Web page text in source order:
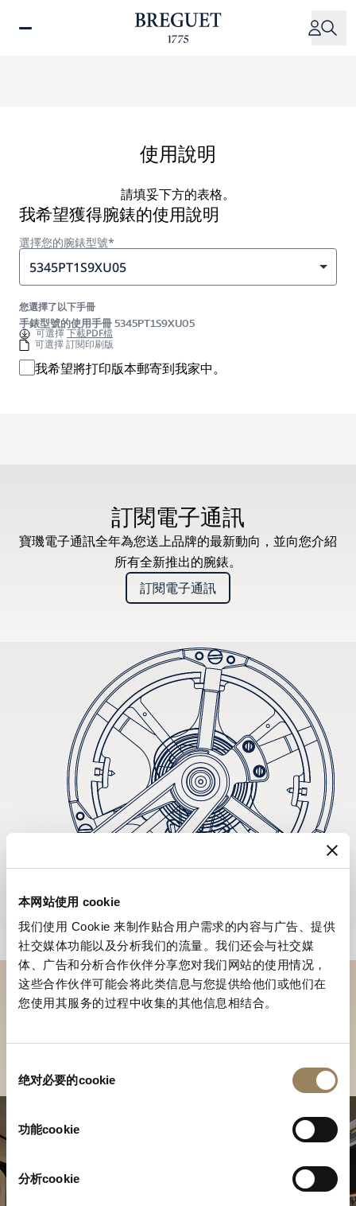
本网站使用 cookie
我们使用 Cookie 来制作贴合用户需求的内容与广告、提供
社交媒体功能以及分析我们的流量。我们还会与社交媒
体、广告和分析合作伙伴分享您对我们网站的使用情况，
这些合作伙伴可能会将此类信息与您提供给他们或他们在
您使用其服务的过程中收集的其他信息相结合。
绝对必要的cookie
功能cookie
分析cookie
使用說明
請填妥下方的表格。
我希望獲得腕錶的使用說明
選擇您的腕錶型號*
5345PT1S9XU05
您選擇了以下手冊
手錶型號的使用手冊 5345PT1S9XU05
可選擇下載PDF檔
可選擇 訂閱印刷版
我希望將打印版本郵寄到我家中。
訂閱電子通訊
寶璣電子通訊全年為您送上品牌的最新動向，並向您介紹
所有全新推出的腕錶。
訂閱電子通訊
於專賣店探索品牌系列作品
尋找專賣店